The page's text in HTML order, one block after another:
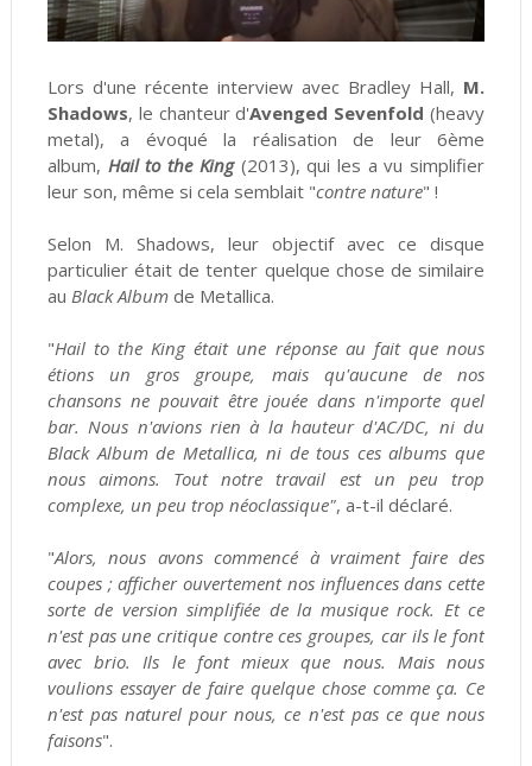
Lors d'une récente interview avec Bradley Hall, M.
Shadows, le chanteur d'Avenged Sevenfold(heavy
metal), a évoqué la réalisation de leur 6ème
album, Hail to the King(2013), qui les a vu simplifier
leur son, même si cela semblait "contre nature" !
Selon M. Shadows, leur objectif avec ce disque
particulier était de tenter quelque chose de similaire
au Black Albumde Metallica.
"Hail to the King était une réponse au fait que nous
étions un gros groupe, mais qu'aucune de nos
chansons ne pouvait être jouée dans n'importe quel
bar. Nous n'avions rien à la hauteur d'AC/DC, ni du
Black Album de Metallica, ni de tous ces albums que
nous aimons. Tout notre travail est un peu trop
complexe, un peu trop néoclassique", a-t-il déclaré.
"Alors, nous avons commencé à vraiment faire des
coupes ; afficher ouvertement nos influences dans cette
sorte de version simplifiée de la musique rock. Et ce
n'est pas une critique contre ces groupes, car ils le font
avec brio. Ils le font mieux que nous. Mais nous
voulions essayer de faire quelque chose comme ça. Ce
n'est pas naturel pour nous, ce n'est pas ce que nous
faisons".